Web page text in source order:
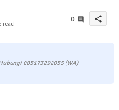
read
0 share
085173292055 (WA)